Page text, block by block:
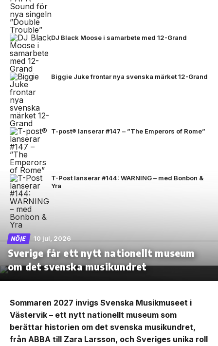
DJ Black Moose i samarbete med 12-Grand
Biggie Juke frontar nya svenska märket 12-Grand
T-post® lanserar #147 – ”The Emperors of Rome”
T-Post lanserar #144: WARNING – med Bonbon &
Yra
NÖJE 10 jul, 2026
Sverige får ett nytt nationellt museum
om det svenska musikundret
Sommaren 2027 invigs Svenska Musikmuseet i
Västervik – ett nytt nationellt museum som
berättar historien om det svenska musikundret,
från ABBA till Zara Larsson, och Sveriges unika roll